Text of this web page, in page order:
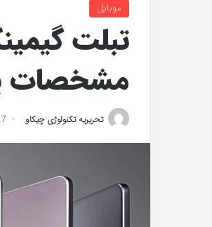
موبایل
مشخصات
تحریریه تکنولوژی چیکاو